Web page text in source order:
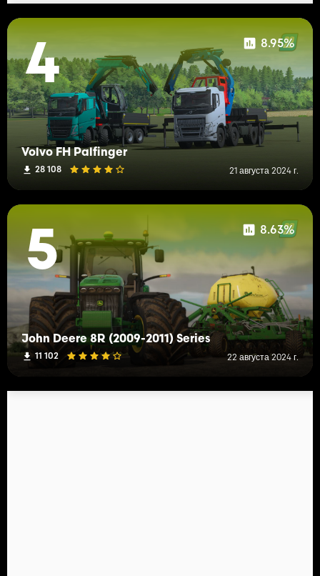
4 8.95%
Volvo FH Palfinger
28 108 21 августа 2024 г.
5 8.63%
John Deere 8R (2009-2011) Series
11 102 22 августа 2024 г.